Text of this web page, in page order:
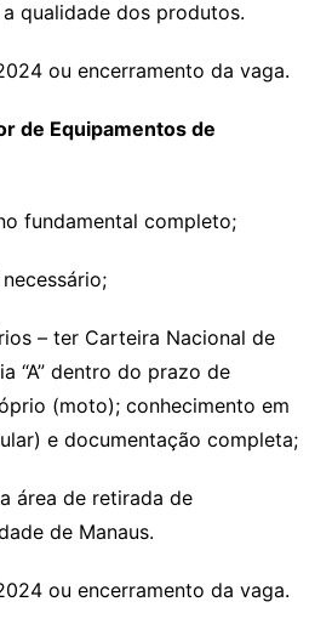
qualidade dos produtos.
ou encerramento da vaga.
de Equipamentos de
fundamental completo;
– ter Carteira Nacional de
“A” dentro do prazo de
(moto); conhecimento em
e documentação completa;
área de retirada de
de Manaus.
ou encerramento da vaga.